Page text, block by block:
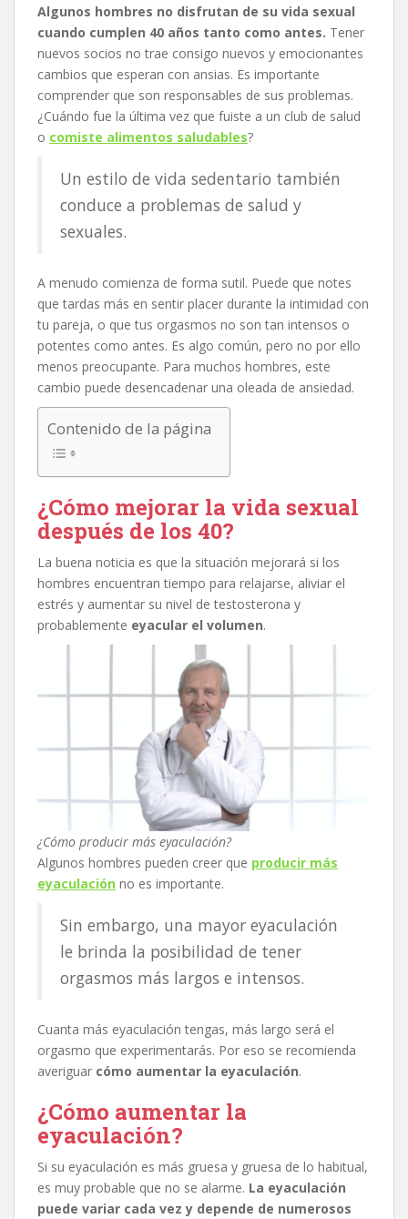
Algunos hombres no disfrutan de su vida sexual
cuando cumplen 40 años tanto como antes. Tener
nuevos socios no trae consigo nuevos y emocionantes
cambios que esperan con ansias. Es importante
comprender que son responsables de sus problemas.
¿Cuándo fue la última vez que fuiste a un club de salud
o comiste alimentos saludables?
Un estilo de vida sedentario también
conduce a problemas de salud y
sexuales.
A menudo comienza de forma sutil. Puede que notes
que tardas más en sentir placer durante la intimidad con
tu pareja, o que tus orgasmos no son tan intensos o
potentes como antes. Es algo común, pero no por ello
menos preocupante. Para muchos hombres, este
cambio puede desencadenar una oleada de ansiedad.
Contenido de la página
¿Cómo mejorar la vida sexual
después de los 40?
La buena noticia es que la situación mejorará si los
hombres encuentran tiempo para relajarse, aliviar el
estrés y aumentar su nivel de testosterona y
probablemente eyacular el volumen.
¿Cómo producir más eyaculación?
Algunos hombres pueden creer que producir más
eyaculación no es importante.
Sin embargo, una mayor eyaculación
le brinda la posibilidad de tener
orgasmos más largos e intensos.
Cuanta más eyaculación tengas, más largo será el
orgasmo que experimentarás. Por eso se recomienda
averiguar cómo aumentar la eyaculación.
¿Cómo aumentar la
eyaculación?
Si su eyaculación es más gruesa y gruesa de lo habitual,
es muy probable que no se alarme. La eyaculación
puede variar cada vez y depende de numerosos